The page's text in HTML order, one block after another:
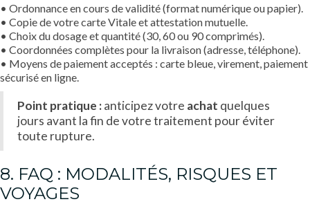
• Ordonnance en cours de validité (format numérique ou papier).
• Copie de votre carte Vitale et attestation mutuelle.
• Choix du dosage et quantité (30, 60 ou 90 comprimés).
• Coordonnées complètes pour la livraison (adresse, téléphone).
• Moyens de paiement acceptés : carte bleue, virement, paiement
sécurisé en ligne.
Point pratique :anticipez votre achat quelques
jours avant la fin de votre traitement pour éviter
toute rupture.
8. FAQ : MODALITÉS, RISQUES ET
VOYAGES